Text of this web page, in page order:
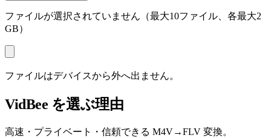
ファイルが選択されていません（最大10ファイル、各最大2
GB）
ファイルはデバイスから外へ出ません。
VidBee を選ぶ理由
高速・プライベート・信頼できる M4V→FLV 変換。